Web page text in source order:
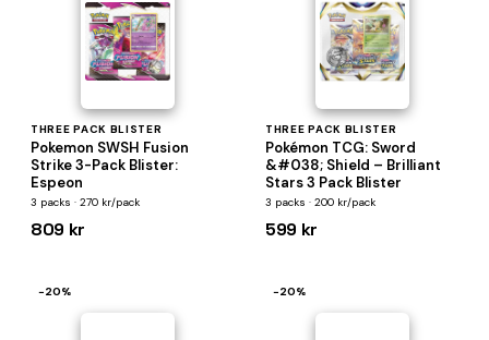
THREE PACK BLISTER
Pokemon SWSH Fusion
Strike 3-Pack Blister:
Espeon
3 packs · 270 kr/pack
809 kr
THREE PACK BLISTER
Pokémon TCG: Sword
&#038; Shield – Brilliant
Stars 3 Pack Blister
3 packs · 200 kr/pack
599 kr
−20% −20%